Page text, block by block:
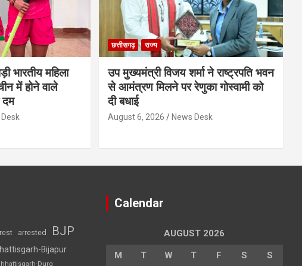
भारतीय महिला
में होने वाले
दम
छत्तीसगढ़ राज्य
उप मुख्यमंत्री विजय शर्मा ने राष्ट्रपति भवन
से आमंत्रण मिलने पर रेणुका गोस्वामी को
दी बधाई
August 6, 2026 News Desk
arrested BJP
Bijapur
Durg
Calendar
AUGUST 2026
M T W T F S S